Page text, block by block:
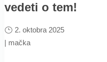
vedeti o tem!
2. oktobra 2025
| mačka